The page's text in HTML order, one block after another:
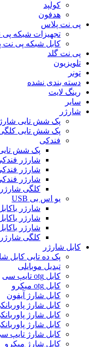
کولپد
هدفون
پی نت پلاس
تجهیزات شبکه
کابل شبکه پی نت
پی نت گلد
تلویزیون
تونر
دسته بندی نشده
رینگ لایت
سایر
شارژر
پک شش تایی
پک شش تایی
فندکی
پک شش
شارژر
شارژر
شارژر
کلگی
یو اس بی USB
شارژر
شارژر
شارژر
کلگی شارژر USB
کابل شارژر
پک ده تایی کابل
تبدیل موبایلی
کابل otg تایپ سی
کابل otg میکرو
کابل شارژ آیفون
کابل شارژ
کابل شارژ
کابل شارژ
کابل شارژ تایپ
کابل شارژ میکرو